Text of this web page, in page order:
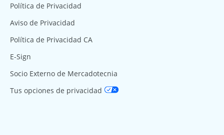
Política de Privacidad
Aviso de Privacidad
Política de Privacidad CA
E-Sign
Socio Externo de Mercadotecnia
Tus opciones de privacidad